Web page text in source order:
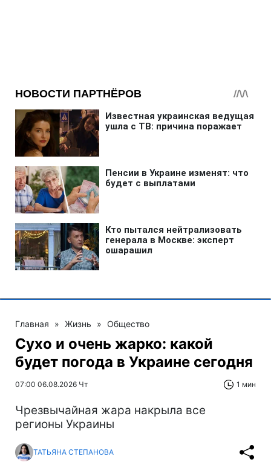
Главная » Жизнь » Общество
Сухо и очень жарко: какой
будет погода в Украине сегодня
07:00 06.08.2026 Чт 1 мин
Чрезвычайная жара накрыла все
регионы Украины
ТАТЬЯНА СТЕПАНОВА